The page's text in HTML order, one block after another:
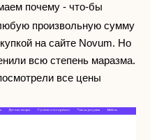
почему - что-бы
произвольную сумму
на сайте Novum. Но
всю степень маразма.
все цены